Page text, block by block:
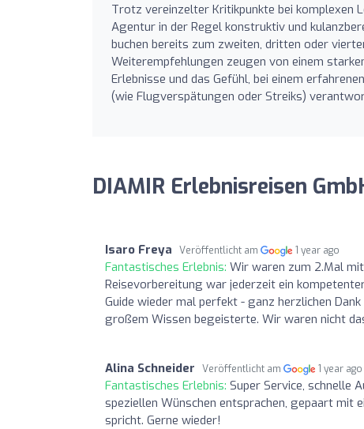
Trotz vereinzelter Kritikpunkte bei komplexen
Agentur in der Regel konstruktiv und
buchen bereits zum zweiten, dritten oder
Weiterempfehlungen zeugen von einem
Erlebnisse und das Gefühl, bei einem
(wie Flugverspätungen oder Streiks)
DIAMIR Erlebnisreisen
Isaro Freya Veröffentlicht am 1 year ago
Fantastisches Erlebnis: Wir waren zum 2.Mal
Reisevorbereitung war jederzeit ein
Guide wieder mal perfekt - ganz herzlichen
großem Wissen begeisterte. Wir waren nicht
Alina Schneider Veröffentlicht am 1 year ago
Fantastisches Erlebnis: Super Service, schnelle
speziellen Wünschen entsprachen, gepaart mit
spricht. Gerne wieder!